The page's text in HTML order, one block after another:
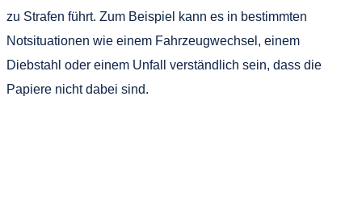
zu Strafen führt. Zum Beispiel kann es in bestimmten
Notsituationen wie einem Fahrzeugwechsel, einem
Diebstahl oder einem Unfall verständlich sein, dass die
Papiere nicht dabei sind.